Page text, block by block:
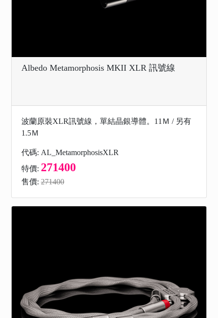
Albedo Metamorphosis MKII XLR 訊號線
波蘭原裝XLR訊號線，單結晶銀導體。11Ｍ / 另有
1.5Ｍ
代碼: AL_MetamorphosisXLR
特價: 271400
售價: 271400